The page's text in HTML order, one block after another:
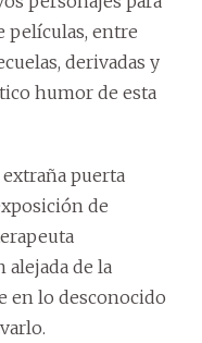
películas, entre
derivadas y
humor de esta
extraña puerta
de
alejada de la
en lo desconocido